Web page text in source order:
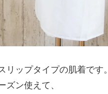
ップタイプの肌着です。
ズン使えて、